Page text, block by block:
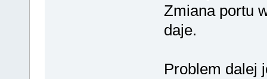
Zmiana portu
daje.
Problem dalej